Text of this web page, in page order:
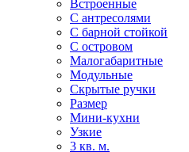
Встроенные
С антресолями
С барной стойкой
С островом
Малогабаритные
Модульные
Скрытые ручки
Размер
Мини-кухни
Узкие
3 кв. м.